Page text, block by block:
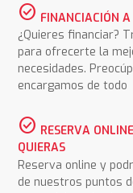
check_circle FINANCIACIÓN
¿Quieres financiar?
para ofrecerte la
necesidades.
encargamos de todo
check_circle RESERVA
QUIERAS
Reserva online y
de nuestros puntos